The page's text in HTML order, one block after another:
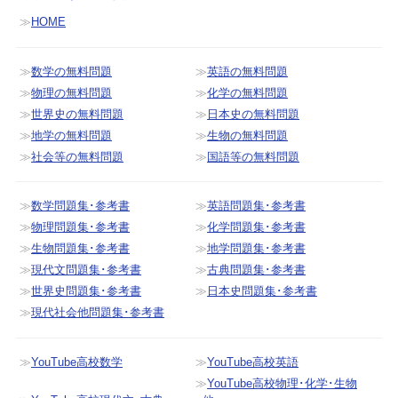
HOME
数学の無料問題
英語の無料問題
物理の無料問題
化学の無料問題
世界史の無料問題
日本史の無料問題
地学の無料問題
生物の無料問題
社会等の無料問題
国語等の無料問題
数学問題集･参考書
英語問題集･参考書
物理問題集･参考書
化学問題集･参考書
生物問題集･参考書
地学問題集･参考書
現代文問題集･参考書
古典問題集･参考書
世界史問題集･参考書
日本史問題集･参考書
現代社会他問題集･参考書
YouTube高校数学 YouTube高校英語
YouTube高校物理･化学･生物